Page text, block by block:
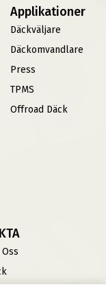
Applikationer
Däckväljare
Däckomvandlare
Press
TPMS
Offroad Däck